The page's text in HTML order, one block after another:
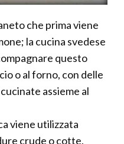
che prima viene
la cucina svedese
questo
o al forno, con delle
assieme al
viene utilizzata
crude o cotte,